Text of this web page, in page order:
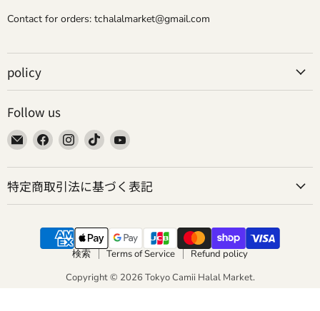
Contact for orders: tchalalmarket@gmail.com
policy
Follow us
Email
Tokyo
Camii
Halal
Find
on
Facebook
Find
on
Instagram
Find
on
TikTok
Find
on
YouTube
特定商取引法に基づく表記
検索 Terms of Service
Refund policy
Copyright © 2026 Tokyo Camii Halal Market.